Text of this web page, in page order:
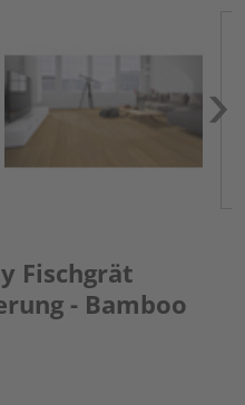
Fischgrät
- Bamboo